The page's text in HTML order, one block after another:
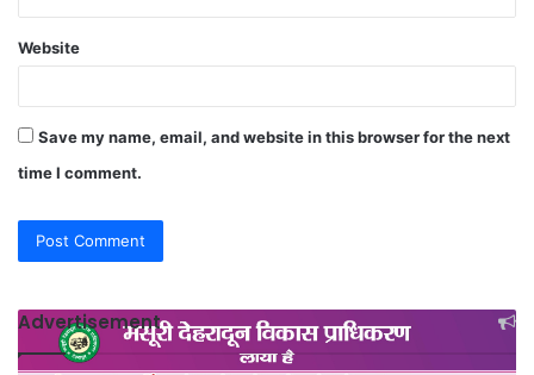
Website
Save my name, email, and website in this browser for the next
time I comment.
Advertisement